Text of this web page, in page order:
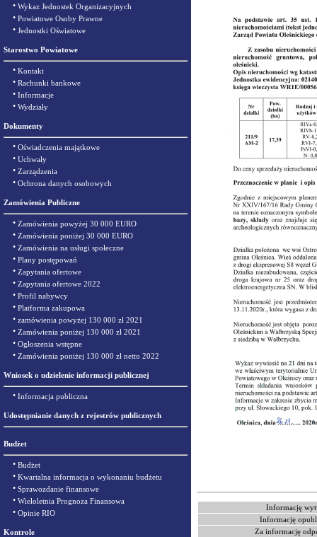
• Wykaz Jednostek Organizacyjnych
• Powiatowe Osoby Prawne
• Jednostki Oświatowe
Starostwo Powiatowe
• Kontakt
• Rachunki bankowe
• Informacje
• Wydziały
Dokumenty
• Oświadczenia majątkowe
• Uchwały
• Zarządzenia
• Ochrona danych osobowych
Zamówienia Publiczne
• Zamówienia powyżej 30 000 EURO
• Zamówienia poniżej 30 000 EURO
• Zamówienia na usługi społeczne
• Plany postępowań
• Zapytania ofertowe
• Zapytania ofertowe 2022
• Profil nabywcy
• Platforma zakupowa
• zamówienia powyżej 130 000 zł 2021
• Zamówienia poniżej 130 000 zł 2021
• Ogłoszenia wstępne
• Zamówienia poniżej 130 000 zł netto 2022
Wniosek o udzielenie informacji publicznej
• Informacja publiczna
Udostępnianie danych z rejestrów publicznych
Budżet
• Budżet
• Kwartalna informacja o wykonaniu budżetu
• Sprawozdanie finansowe
• Wieloletnia Prognoza Finansowa
• Opinie RIO
Kontrole
Informację
Informację
Za informację